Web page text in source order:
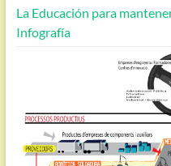
La Educación para
Infografía